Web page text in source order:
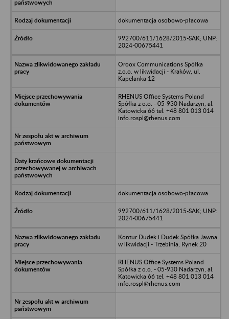
dokumentacja osobowo-płacowa
992700/611/1628/2015-SAK; UNP:
2024-00675441
Oroox Communications Spółka
z.o.o. w likwidacji - Kraków, ul.
Kapelanka 12
RHENUS Office Systems Poland
Spółka z o.o. - 05-930 Nadarzyn, al.
Katowicka 66 tel. +48 801 013 014
info.rospl@rhenus.com
dokumentacja osobowo-płacowa
992700/611/1628/2015-SAK; UNP:
2024-00675441
Kontur Dudek i Dudek Spółka Jawna
w likwidacji - Trzebinia, Rynek 20
RHENUS Office Systems Poland
Spółka z o.o. - 05-930 Nadarzyn, al.
Katowicka 66 tel. +48 801 013 014
info.rospl@rhenus.com